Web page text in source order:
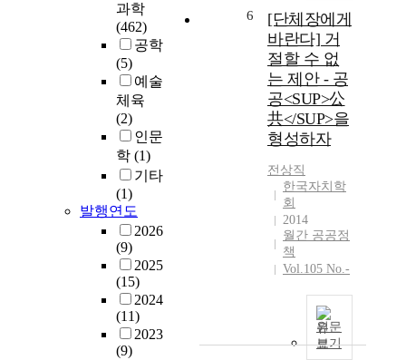
과학
(462)
공학
(5)
예술
체육
(2)
인문
학 (1)
기타
(1)
발행연도
2026
(9)
2025
(15)
2024
(11)
2023
(9)
6
[단체장에게
바란다] 거
절할 수 없
는 제안 - 공
공<SUP>公
共</SUP>을
형성하자
전상직
한국자치학
회
2014
월간 공공정
책
Vol.105 No.-
원문
보기